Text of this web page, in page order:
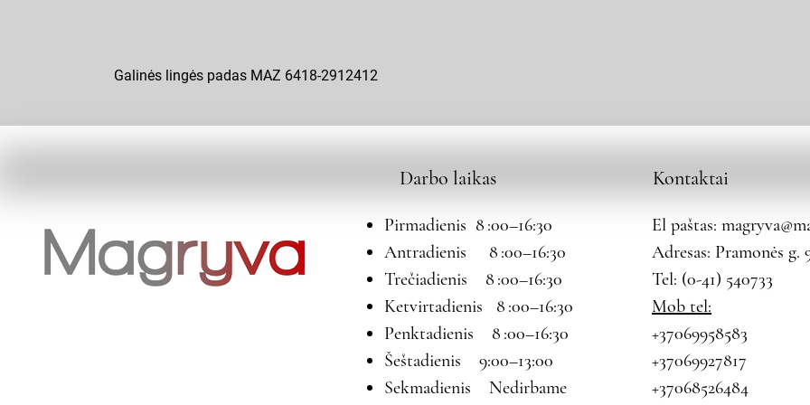
Galinės lingės padas MAZ 6418-2912412
Darbo laikas
Pirmadienis 8 :00–16:30
Antradienis 8 :00–16:30
Trečiadienis 8 :00–16:30
Ketvirtadienis 8 :00–16:30
Penktadienis 8 :00–16:30
Šeštadienis 9:00–13:00
Sekmadienis Nedirbame
Kontaktai
El paštas:
Adresas: Pramonės g.
Tel: (0-41) 540733
Mob tel:
+37069958583
+37069927817
+37068526484